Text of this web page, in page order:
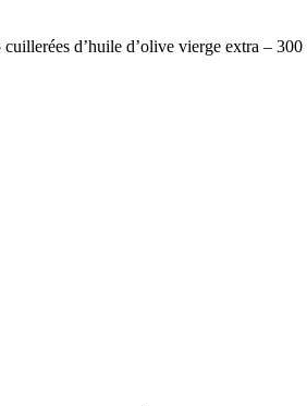
d’huile d’olive vierge extra –